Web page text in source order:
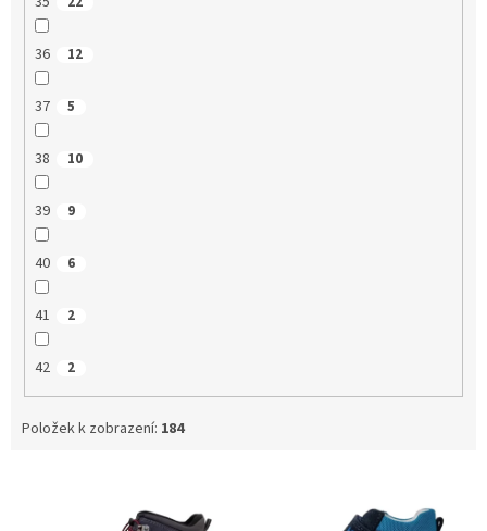
36 12
37 5
38 10
39 9
40 6
41 2
42 2
Položek k zobrazení: 184